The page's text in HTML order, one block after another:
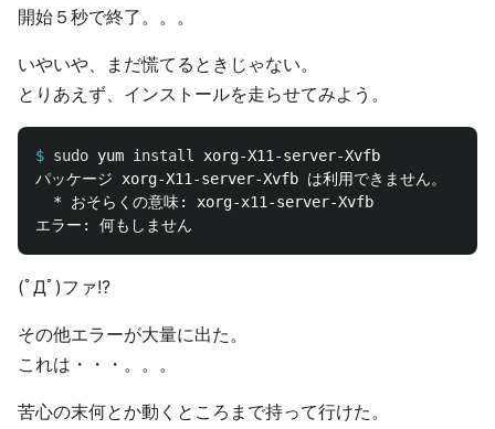
開始５秒で終了。。。
いやいや、まだ慌てるときじゃない。
とりあえず、インストールを走らせてみよう。
$ sudo yum install
パッケージ xorg-X11-server-Xvfb は利用できません。
  * おそらくの意味: xorg-x11-server-Xvfb
(ﾟДﾟ)ファ!?
その他エラーが大量に出た。
これは・・・。。。
苦心の末何とか動くところまで持って行けた。